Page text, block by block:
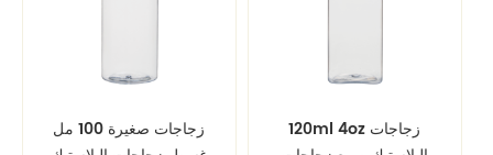
زجاجات صغيرة 100 مل
120ml 4oz زجاجات